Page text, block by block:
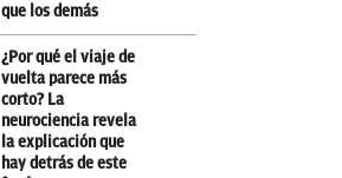
que los demás
¿Por qué el viaje de
vuelta parece más
corto? La
neurociencia revela
la explicación que
hay detrás de este